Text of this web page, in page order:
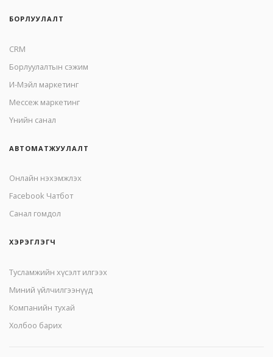
БОРЛУУЛАЛТ
CRM
Борлуулалтын сэжим
И-Мэйл маркетинг
Mессеж маркетинг
Үнийн санал
АВТОМАТЖУУЛАЛТ
Онлайн нэхэмжлэх
Facebook Чатбот
Санал гомдол
ХЭРЭГЛЭГЧ
Тусламжийн хүсэлт илгээх
Миний үйлчилгээнүүд
Компанийн тухай
Холбоо барих